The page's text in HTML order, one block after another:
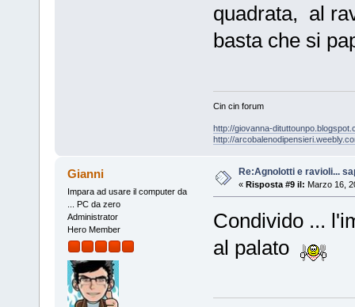
quadrata, al
basta che si
Cin cin forum
http://giovanna-
http://
Gianni
Impara ad usare il computer da
... PC da zero
Administrator
Hero Member
Re:Agnolotti e ravioli...
« Risposta #9 il: Marzo 16,
Condivido ...
al palato